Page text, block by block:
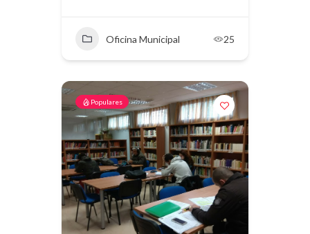
Oficina Municipal 25
Populares